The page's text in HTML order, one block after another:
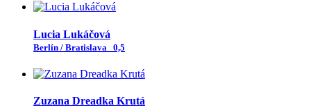
Lucia Lukáčová
Berlín / Bratislava 0,5
Zuzana Dreadka Krutá